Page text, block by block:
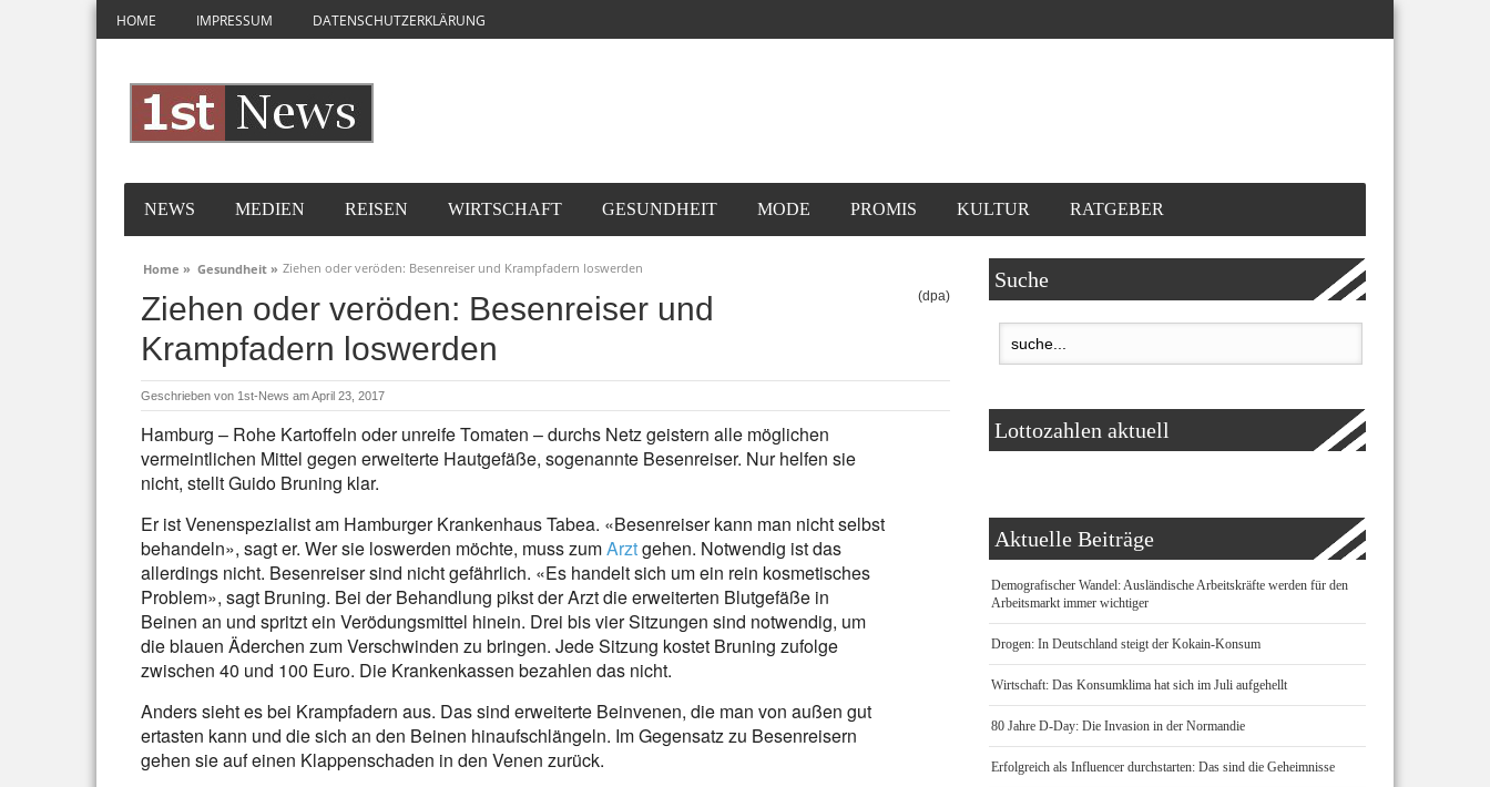
HOME IMPRESSUM DATENSCHUTZERKLÄRUNG
NEWS MEDIEN REISEN WIRTSCHAFT GESUNDHEIT MODE PROMIS KULTUR RATGEBER
Home » Gesundheit » Ziehen oder veröden: Besenreiser und Krampfadern loswerden
Ziehen oder veröden: Besenreiser und
Krampfadern loswerden
(dpa)
Geschrieben von 1st-News am April 23, 2017
Hamburg – Rohe Kartoffeln oder unreife Tomaten – durchs Netz geistern alle möglichen
vermeintlichen Mittel gegen erweiterte Hautgefäße, sogenannte Besenreiser. Nur helfen sie
nicht, stellt Guido Bruning klar.
Er ist Venenspezialist am Hamburger Krankenhaus Tabea. «Besenreiser kann man nicht selbst
behandeln», sagt er. Wer sie loswerden möchte, muss zumArztgehen. Notwendig ist das
allerdings nicht. Besenreiser sind nicht gefährlich. «Es handelt sich um ein rein kosmetisches
Problem», sagt Bruning. Bei der Behandlung pikst der Arzt die erweiterten Blutgefäße in
Beinen an und spritzt ein Verödungsmittel hinein. Drei bis vier Sitzungen sind notwendig, um
die blauen Äderchen zum Verschwinden zu bringen. Jede Sitzung kostet Bruning zufolge
zwischen 40 und 100 Euro. Die Krankenkassen bezahlen das nicht.
Anders sieht es bei Krampfadern aus. Das sind erweiterte Beinvenen, die man von außen gut
ertasten kann und die sich an den Beinen hinaufschlängeln. Im Gegensatz zu Besenreisern
gehen sie auf einen Klappenschaden in den Venen zurück.
Suche
Lottozahlen aktuell
Aktuelle Beiträge
Demografischer Wandel: Ausländische Arbeitskräfte werden für den
Arbeitsmarkt immer wichtiger
Drogen: In Deutschland steigt der Kokain-Konsum
Wirtschaft: Das Konsumklima hat sich im Juli aufgehellt
80 Jahre D-Day: Die Invasion in der Normandie
Erfolgreich als Influencer durchstarten: Das sind die Geheimnisse